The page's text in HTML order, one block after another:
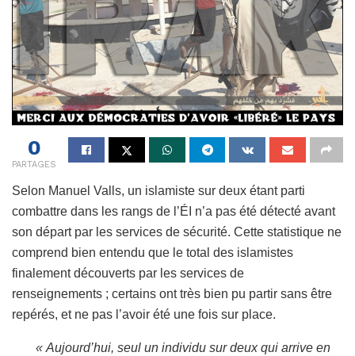
0
PARTAGES
Selon Manuel Valls, un islamiste sur deux étant parti
combattre dans les rangs de l’ÉI n’a pas été détecté avant
son départ par les services de sécurité. Cette statistique ne
comprend bien entendu que le total des islamistes
finalement découverts par les services de
renseignements ; certains ont très bien pu partir sans être
repérés, et ne pas l’avoir été une fois sur place.
« Aujourd’hui, seul un individu sur deux qui arrive en